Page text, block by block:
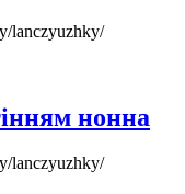
lanczyuzhky/
нонна
lanczyuzhky/